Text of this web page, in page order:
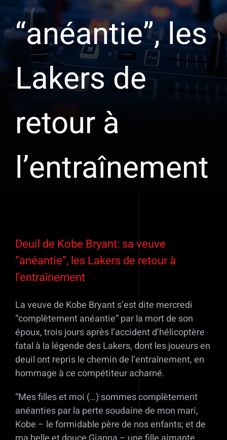
“anéantie”, les
Lakers de
retour à
l’entraînement
l'image
agrandie
Deuil de Kobe Bryant: sa veuve
“anéantie”, les Lakers de retour à
l’entraînement
La veuve de Kobe Bryant s’est dite mercredi
“complètement anéantie” par la mort de son
époux, trois jours après l’accident d’hélicoptère
fatal à la légende des Lakers, dont les joueurs en
deuil ont repris le chemin de l’entraînement, en
hommage à ce compétiteur acharné.
“Mes filles et moi (…) sommes complètement
anéanties par la perte soudaine de mon mari,
Kobe – le formidable père de nos enfants; et de